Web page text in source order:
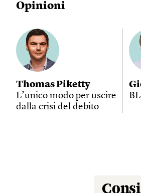
Opinioni
Thomas Piketty
L’unico modo per uscire
dalla crisi del debito